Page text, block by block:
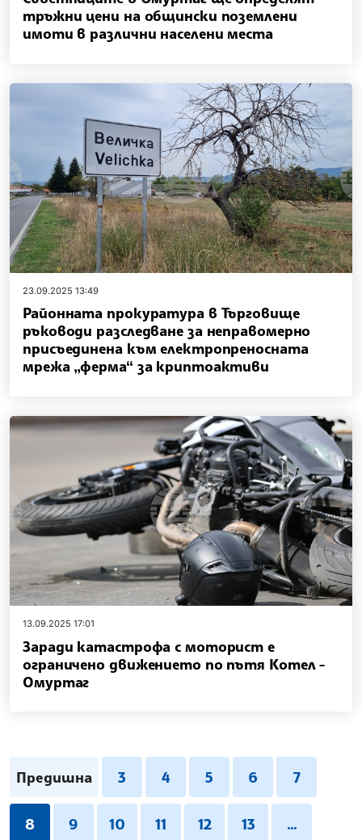
тръжни цени на общински поземлени
имоти в различни населени места
23.09.2025 13:49
Районната прокуратура в Търговище
ръководи разследване за неправомерно
присъединена към електропреносната
мрежа „ферма“ за криптоактиви
13.09.2025 17:01
Заради катастрофа с моторист е
ограничено движението по пътя Котел -
Омуртаг
Предишна 3 4 5 6 7
8 9 10 11 12 13 ...